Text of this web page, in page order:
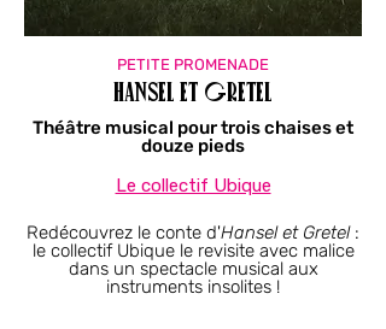
PETITE PROMENADE
Hansel et Gretel
Théâtre musical pour trois chaises et
douze pieds
Le collectif Ubique
Redécouvrez le conte d'Hansel et Gretel:
le collectif Ubique le revisite avec malice
dans un spectacle musical aux
instruments insolites !